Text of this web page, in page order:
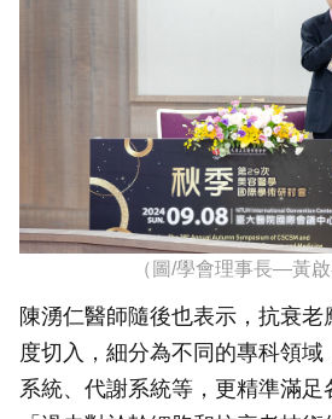
（圖/學會理事長—黃啟
陳湧仁醫師隨後也表示，抗衰老
度切入，細分為不同的專科領
系統、代謝系統等，更精準滿足